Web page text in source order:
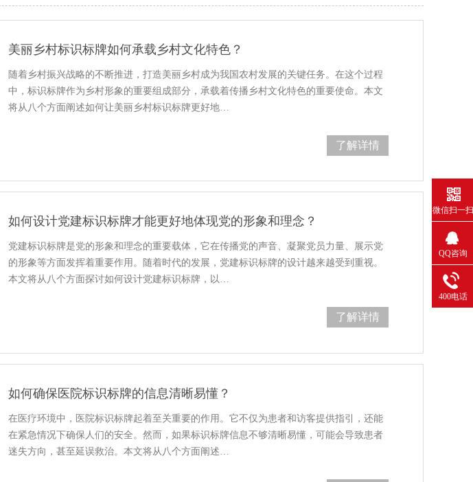
美丽乡村标识标牌如何承载乡村文化特色？
随着乡村振兴战略的不断推进，打造美丽乡村成为我国农村发展的关键任务。在这个过程
中，标识标牌作为乡村形象的重要组成部分，承载着传播乡村文化特色的重要使命。本文
将从八个方面阐述如何让美丽乡村标识标牌更好地…
了解详情
如何设计党建标识标牌才能更好地体现党的形象和理念？
党建标识标牌是党的形象和理念的重要载体，它在传播党的声音、凝聚党员力量、展示党
的形象等方面发挥着重要作用。随着时代的发展，党建标识标牌的设计越来越受到重视。
本文将从八个方面探讨如何设计党建标识标牌，以…
了解详情
如何确保医院标识标牌的信息清晰易懂？
在医疗环境中，医院标识标牌起着至关重要的作用。它不仅为患者和访客提供指引，还能
在紧急情况下确保人们的安全。然而，如果标识标牌信息不够清晰易懂，可能会导致患者
迷失方向，甚至延误救治。本文将从八个方面阐述…
微信扫一扫
QQ咨询
400电话